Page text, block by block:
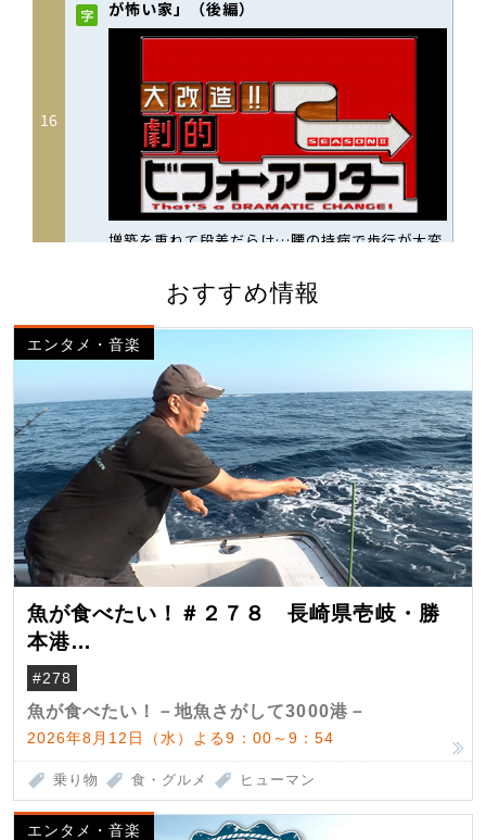
おすすめ情報
エンタメ・音楽
魚が食べたい！＃２７８ 長崎県壱岐・勝
本港
（クロマグロ）
#278
魚が食べたい！－地魚さがして3000港－
2026年8月12日（水）よる9：00～9：54
乗り物 食・グルメ ヒューマン
エンタメ・音楽